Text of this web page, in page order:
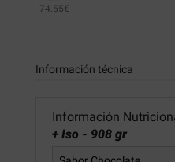
74.55€
Información técnica
Información
+ Iso - 908 gr